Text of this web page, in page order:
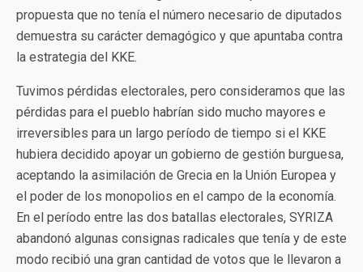
propuesta que no tenía el número necesario de diputados
demuestra su carácter demagógico y que apuntaba contra
la estrategia del KKE.
Tuvimos pérdidas electorales, pero consideramos que las
pérdidas para el pueblo habrían sido mucho mayores e
irreversibles para un largo período de tiempo si el KKE
hubiera decidido apoyar un gobierno de gestión burguesa,
aceptando la asimilación de Grecia en la Unión Europea y
el poder de los monopolios en el campo de la economía.
En el período entre las dos batallas electorales, SYRIZA
abandonó algunas consignas radicales que tenía y de este
modo recibió una gran cantidad de votos que le llevaron a